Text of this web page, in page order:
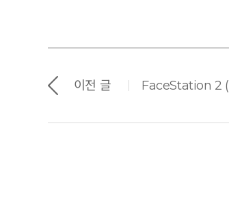
이전 글 FaceStation 2